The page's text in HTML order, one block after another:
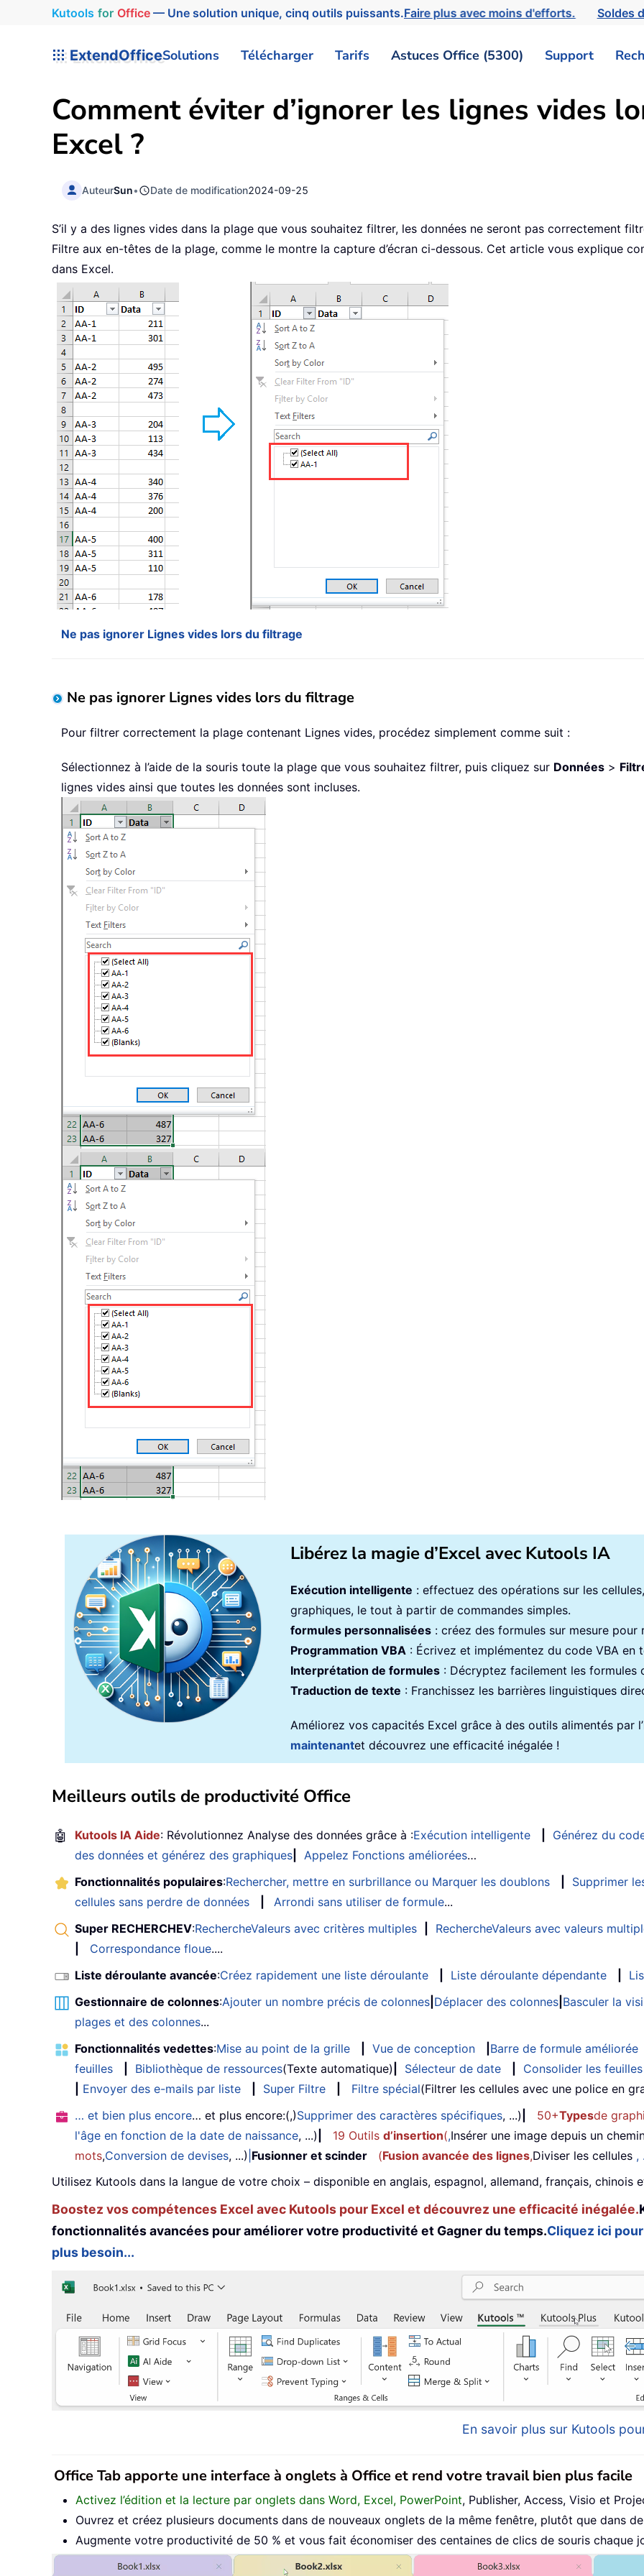
Kutools for Office— Une solution unique, cinq outils puissants.Faire plus avec moins d'efforts. Soldes
ExtendOfficeSolutions Télécharger Tarifs Astuces Office (5300) Support
Comment éviter d’ignorer les lignes vides
Excel ?
AuteurSun• Date de modification2024-09-25
S’il y a des lignes vides dans la plage que vous souhaitez filtrer, les données ne seront pas correctement
Filtre aux en-têtes de la plage, comme le montre la capture d’écran ci-dessous. Cet article vous explique
dans Excel.
Ne pas ignorer Lignes vides lors du filtrage
Ne pas ignorer Lignes vides lors du filtrage
Pour filtrer correctement la plage contenant Lignes vides, procédez simplement comme suit :
Sélectionnez à l’aide de la souris toute la plage que vous souhaitez filtrer, puis cliquez sur Données >
lignes vides ainsi que toutes les données sont incluses.
Libérez la magie d’Excel avec Kutools IA
Exécution intelligente : effectuez des opérations sur les
graphiques, le tout à partir de commandes simples.
formules personnalisées : créez des formules sur mesure
Programmation VBA : Écrivez et implémentez du code VBA en
Interprétation de formules : Décryptez facilement les formules
Traduction de texte : Franchissez les barrières linguistiques
Améliorez vos capacités Excel grâce à des outils alimentés par
maintenantet découvrez une efficacité inégalée !
Meilleurs outils de productivité Office
🤖 Kutools IA Aide: Révolutionnez Analyse des données grâce à :Exécution intelligente Générez du
des données et générez des graphiques
Appelez Fonctions améliorées…
Fonctionnalités populaires:Rechercher, mettre en surbrillance ou Marquer les doublons Supprimer
cellules sans perdre de données
Arrondi sans utiliser de formule...
Super RECHERCHEV:RechercheValeurs avec critères multiples RechercheValeurs avec valeurs
Correspondance floue....
Liste déroulante avancée:Créez rapidement une liste déroulante Liste déroulante dépendante
Gestionnaire de colonnes:Ajouter un nombre précis de colonnes Déplacer des colonnes Basculer la
plages et des colonnes...
Fonctionnalités vedettes:Mise au point de la grille Vue de conception Barre de formule améliorée
feuilles
Bibliothèque de ressources(Texte automatique) Sélecteur de date Consolider les
Envoyer des e-mails par liste Super Filtre Filtre spécial(Filtrer les cellules avec une police en
… et bien plus encore… et plus encore:(,)Supprimer des caractères spécifiques, ...) 50+Typesde
l'âge en fonction de la date de naissance, ...) 19 Outils d’insertion(,Insérer une image depuis un
mots,Conversion de devises, ...) Fusionner et scinder (Fusion avancée des lignes,Diviser les cellules ,
Utilisez Kutools dans la langue de votre choix – disponible en anglais, espagnol, allemand, français, chinois
Boostez vos compétences Excel avec Kutools pour Excel et découvrez une efficacité inégalée.
fonctionnalités avancées pour améliorer votre productivité et Gagner du temps.Cliquez ici
plus besoin...
En savoir plus sur Kutools
Office Tab apporte une interface à onglets à Office et rend votre travail bien plus facile
Activez l’édition et la lecture par onglets dans Word, Excel, PowerPoint, Publisher, Access, Visio et
Ouvrez et créez plusieurs documents dans de nouveaux onglets de la même fenêtre, plutôt que dans
Augmente votre productivité de 50 % et vous fait économiser des centaines de clics de souris chaque